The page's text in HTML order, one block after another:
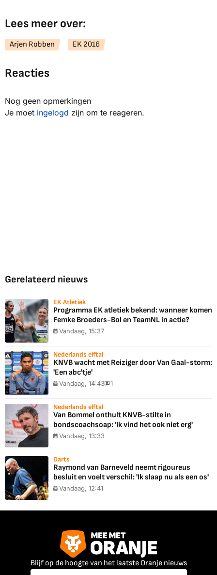
Lees meer over:
Arjen Robben EK 2016
Reacties
Nog geen opmerkingen
Je moet ingelogd zijn om te reageren.
Gerelateerd nieuws
EK Atletiek
Programma EK atletiek bekend: wanneer komen
Femke Broeders-Bol en TeamNL in actie?
Vandaag, 15:37
Nederlands elftal
KNVB wacht met Reiziger door Van Gaal-storm:
'Een abc'tje'
Vandaag, 14:43 1
Nederlands elftal
Van Bommel onthult KNVB-stilte in
bondscoachsoap: 'Ik vind het ook niet erg'
Vandaag, 13:33
Darts
Raymond van Barneveld neemt rigoureus
besluit en voelt verschil: 'Ik slaap nu als een os'
Vandaag, 12:41
Blijf op de hoogte van het laatste Oranje nieuws